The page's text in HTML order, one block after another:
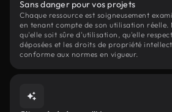
Sans danger pour vos projets
Chaque ressource est soigneusement
en tenant compte de son utilisation réelle.
qu'elle soit sûre d'utilisation, qu'elle
déposées et les droits de propriété
conforme aux normes en vigueur.